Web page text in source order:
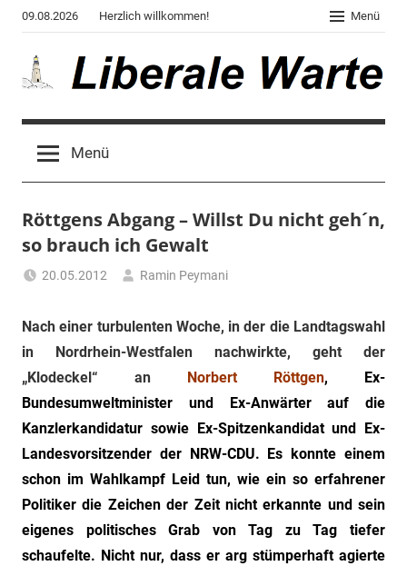
Zum
Inhalt
springen
09.08.2026 Herzlich willkommen! Menü
Liberale
Warte
des
"Corona,
Klima,
"2020",
"Chronik
des
Untergangs",
Grauen"
und
"Spukschloss
Deutschland"
Menü
Röttgens Abgang – Willst Du nicht geh´n,
so brauch ich Gewalt
20.05.2012
Ramin Peymani
Nach einer turbulenten Woche, in der die Landtagswahl
in Nordrhein-Westfalen nachwirkte, geht der
„Klodeckel“ an Norbert Röttgen, Ex-
Bundesumweltminister und Ex-Anwärter auf die
Kanzlerkandidatur sowie Ex-Spitzenkandidat und Ex-
Landesvorsitzender der NRW-CDU. Es konnte einem
schon im Wahlkampf Leid tun, wie ein so erfahrener
Politiker die Zeichen der Zeit nicht erkannte und sein
eigenes politisches Grab von Tag zu Tag tiefer
schaufelte. Nicht nur, dass er arg stümperhaft agierte